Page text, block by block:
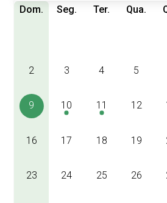
Dom. Seg. Ter. Qua.
2 3 4 5
9 10 11 12
16 17 18 19
23 24 25 26